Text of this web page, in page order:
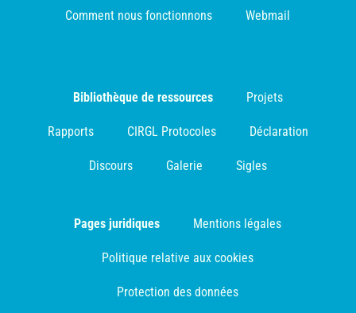
Comment nous fonctionnons Webmail
Bibliothèque de ressources Projets
Rapports CIRGL Protocoles Déclaration
Discours Galerie Sigles
Pages juridiques Mentions légales
Politique relative aux cookies
Protection des données